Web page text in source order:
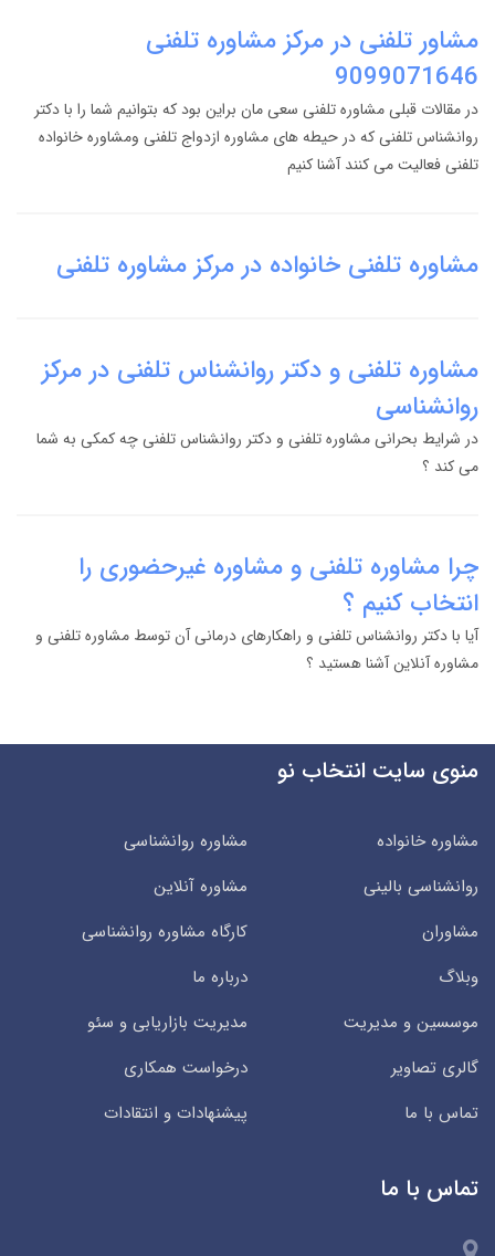
مشاور تلفنی در مرکز مشاوره تلفنی
9099071646
در مقالات قبلی مشاوره تلفنی سعی مان براین بود که بتوانیم شما را با دکتر
روانشناس تلفنی که در حیطه های مشاوره ازدواج تلفنی ومشاوره خانواده
تلفنی فعالیت می کنند آشنا کنیم
مشاوره تلفنی خانواده در مرکز مشاوره تلفنی
مشاوره تلفنی و دکتر روانشناس تلفنی در مرکز
روانشناسی
در شرایط بحرانی مشاوره تلفنی و دکتر روانشناس تلفنی چه کمکی به شما
می کند ؟
چرا مشاوره تلفنی و مشاوره غیرحضوری را
انتخاب کنیم ؟
آیا با دکتر روانشناس تلفنی و راهکارهای درمانی آن توسط مشاوره تلفنی و
مشاوره آنلاین آشنا هستید ؟
منوی سایت انتخاب نو
مشاوره خانواده
مشاوره روانشناسی
روانشناسی بالینی
مشاوره آنلاین
مشاوران
کارگاه مشاوره روانشناسی
وبلاگ
درباره ما
موسسین و مدیریت
مدیریت بازاریابی و سئو
گالری تصاویر
درخواست همکاری
تماس با ما
پیشنهادات و انتقادات
تماس با ما